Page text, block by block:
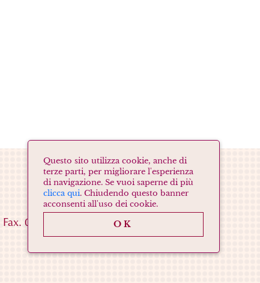
Fax. 059536458 info@zanasi.net
Questo sito utilizza cookie, anche di
terze parti, per migliorare l'esperienza
di navigazione. Se vuoi saperne di più
clicca qui. Chiudendo questo banner
acconsenti all'uso dei cookie.
OK